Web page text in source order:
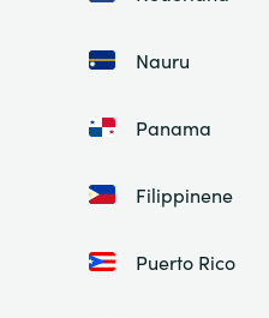
Nauru
Panama
Filippinene
Puerto Rico